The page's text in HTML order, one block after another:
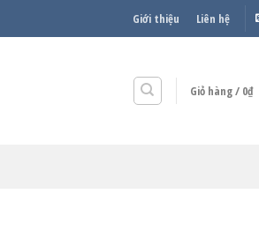
Giới thiệu Liên hệ
Giỏ hàng / 0₫